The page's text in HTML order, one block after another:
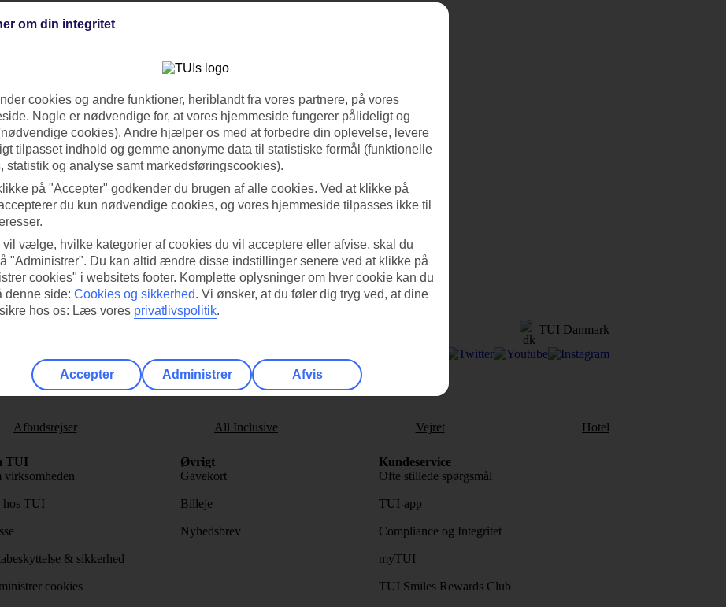
nyhedsbrev>
TUI Danmark
Afbudsrejser All Inclusive Vejret Hotel
TUI
virksomheden
hos TUI
& sikkerhed
cookies
Øvrigt
Gavekort
Billeje
Nyhedsbrev
Kundeservice
Ofte stillede spørgsmål
TUI-app
Compliance og Integritet
myTUI
TUI Smiles Rewards Club
om din integritet
cookies og andre funktioner, heriblandt fra vores partnere, på vores
Nogle er nødvendige for, at vores hjemmeside fungerer pålideligt og
cookies). Andre hjælper os med at forbedre din oplevelse, levere
tilpasset indhold og gemme anonyme data til statistiske formål (funktionelle
statistik og analyse samt markedsføringscookies).
på "Accepter" godkender du brugen af alle cookies. Ved at klikke på
du kun nødvendige cookies, og vores hjemmeside tilpasses ikke til
vil vælge, hvilke kategorier af cookies du vil acceptere eller afvise, skal du
"Administrer". Du kan altid ændre disse indstillinger senere ved at klikke på
cookies" i websitets footer. Komplette oplysninger om hver cookie kan du
denne side: Cookies og sikkerhed. Vi ønsker, at du føler dig tryg ved, at dine
hos os: Læs vores privatlivspolitik.
Accepter Administrer Afvis